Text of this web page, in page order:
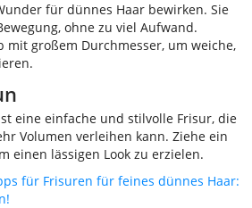
für dünnes Haar bewirken. Sie
ohne zu viel Aufwand.
mit großem Durchmesser, um weiche,
eine einfache und stilvolle Frisur, die
Volumen verleihen kann. Ziehe ein
einen lässigen Look zu erzielen.
für Frisuren für feines dünnes Haar: